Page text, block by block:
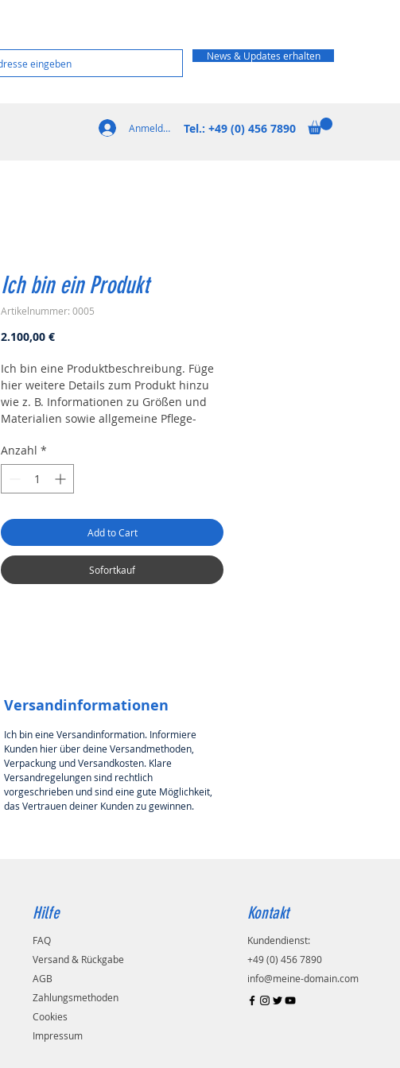
News & Updates erhalten
Anmelden Tel.: +49 (0) 456 7890
Ich bin ein Produkt
Artikelnummer: 0005
2.100,00 €Preis
Ich bin eine Produktbeschreibung. Füge
hier weitere Details zum Produkt hinzu
wie z. B. Informationen zu Größen und
Materialien sowie allgemeine Pflege-
Anzahl *
Add to Cart
Sofortkauf
Versandinformationen
Ich bin eine Versandinformation. Informiere
Kunden hier über deine Versandmethoden,
Verpackung und Versandkosten. Klare
Versandregelungen sind rechtlich
vorgeschrieben und sind eine gute Möglichkeit,
das Vertrauen deiner Kunden zu gewinnen.
Hilfe
FAQ
Versand & Rückgabe
AGB
Zahlungsmethoden
Cookies
Impressum
Kontakt
Kundendienst:
+49 (0) 456 7890
info@meine-domain.com